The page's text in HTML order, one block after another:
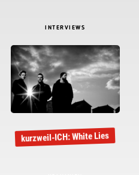
INTERVIEWS
kurzweil-ICH: White Lies